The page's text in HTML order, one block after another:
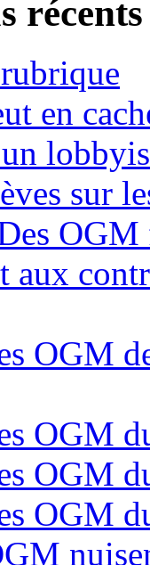
récents
en
sur
aux
OGM
OGM
OGM
OGM